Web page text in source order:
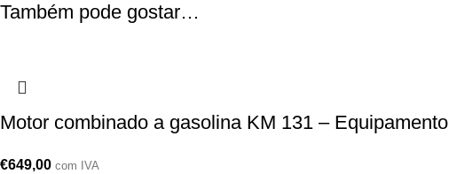
Também pode gostar…
Motor combinado a gasolina KM 131 – Equipamento
€649,00 com IVA